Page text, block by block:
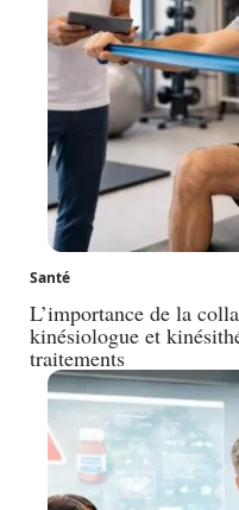
Santé
L’importance de la
kinésiologue et
traitements